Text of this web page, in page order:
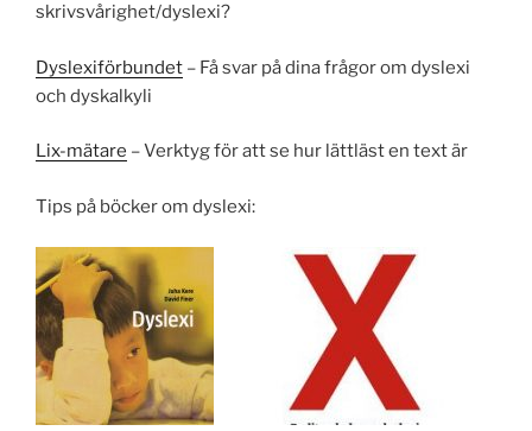
skrivsvårighet/dyslexi?
Dyslexiförbundet – Få svar på dina frågor om dyslexi
och dyskalkyli
Lix-mätare – Verktyg för att se hur lättläst en text är
Tips på böcker om dyslexi: